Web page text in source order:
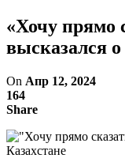
«Хочу прямо
высказался
On Апр 12, 2024
164
Share